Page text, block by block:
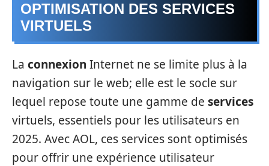
OPTIMISATION DES SERVICES
VIRTUELS
La connexion Internet ne se limite plus à la
navigation sur le web; elle est le socle sur
lequel repose toute une gamme de services
virtuels, essentiels pour les utilisateurs en
2025. Avec AOL, ces services sont optimisés
pour offrir une expérience utilisateur